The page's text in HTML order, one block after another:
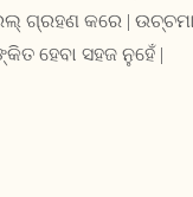
ଗ୍ରହଣ କରେ |
ହେବା ସହଜ ନୁହେଁ |